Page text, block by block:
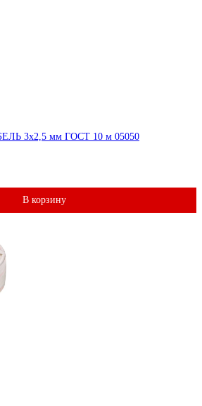
3х2,5 мм ГОСТ 10 м 05050
В корзину